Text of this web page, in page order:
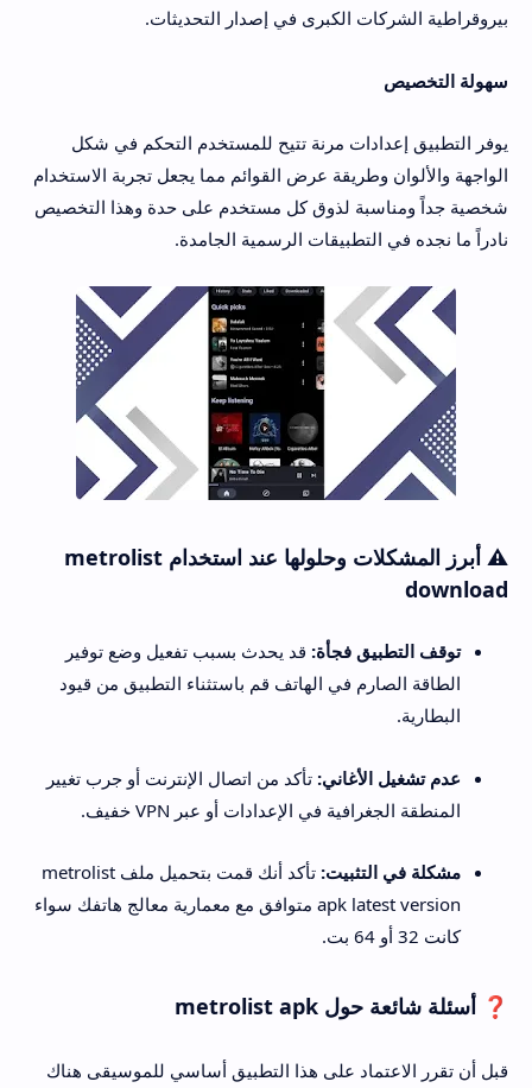
بيروقراطية الشركات الكبرى في إصدار التحديثات.
سهولة التخصيص
يوفر التطبيق إعدادات مرنة تتيح للمستخدم التحكم في شكل
الواجهة والألوان وطريقة عرض القوائم مما يجعل تجربة الاستخدام
شخصية جداً ومناسبة لذوق كل مستخدم على حدة وهذا التخصيص
نادراً ما نجده في التطبيقات الرسمية الجامدة.
⚠️ أبرز المشكلات وحلولها عند استخدام metrolist
download
توقف التطبيق فجأة: قد يحدث بسبب تفعيل وضع توفير
الطاقة الصارم في الهاتف قم باستثناء التطبيق من قيود
البطارية.
عدم تشغيل الأغاني: تأكد من اتصال الإنترنت أو جرب تغيير
المنطقة الجغرافية في الإعدادات أو عبر VPN خفيف.
مشكلة في التثبيت:
تأكد أنك قمت بتحميل ملف metrolist
apk latest version متوافق مع معمارية معالج هاتفك سواء
كانت 32 أو 64 بت.
❓ أسئلة شائعة حول metrolist apk
قبل أن تقرر الاعتماد على هذا التطبيق أساسي للموسيقى هناك